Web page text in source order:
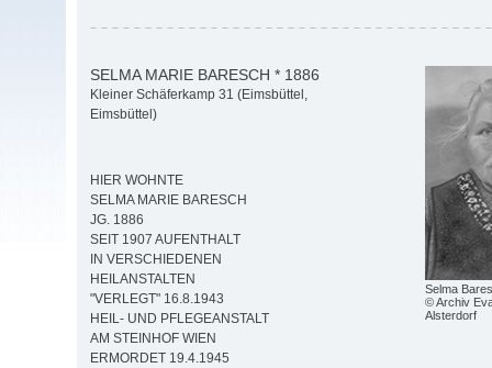
Selma
© Archiv
Alsterdorf
SELMA MARIE BARESCH * 1886
Kleiner Schäferkamp 31 (Eimsbüttel,
Eimsbüttel)
HIER WOHNTE
SELMA MARIE BARESCH
JG. 1886
SEIT 1907 AUFENTHALT
IN VERSCHIEDENEN
HEILANSTALTEN
"VERLEGT" 16.8.1943
HEIL- UND PFLEGEANSTALT
AM STEINHOF WIEN
ERMORDET 19.4.1945